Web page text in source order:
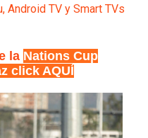
Android TV y Smart TVs
la Nations Cup
click AQUÍ